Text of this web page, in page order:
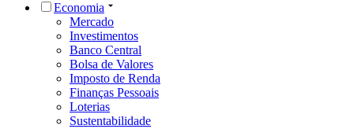
Economia
Mercado
Investimentos
Banco Central
Bolsa de Valores
Imposto de Renda
Finanças Pessoais
Loterias
Sustentabilidade